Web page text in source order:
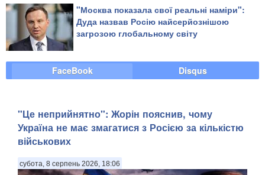
"Москва показала свої реальні наміри":
Дуда назвав Росію найсерйознішою
загрозою глобальному світу
FaceBook Disqus
"Це неприйнятно": Жорін пояснив, чому
Україна не має змагатися з Росією за кількістю
військових
субота, 8 серпень 2026, 18:06